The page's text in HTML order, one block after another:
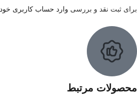
برای ثبت نقد و بررسی وارد حساب کاربری خود
محصولات مرتبط